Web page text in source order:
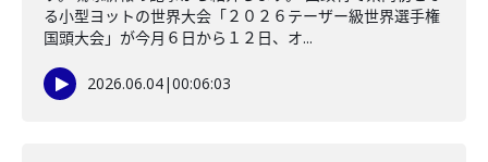
る小型ヨットの世界大会「２０２６テーザー級世界選手権
国頭大会」が今月６日から１２日、オ...
2026.06.04|00:06:03